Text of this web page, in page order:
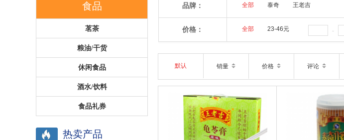
食品
茗茶
粮油/干货
休闲食品
酒水/饮料
食品礼券
热卖产品
品牌： 全部 泰奇 王老吉
价格： 全部 23-46元 -
默认 销量 价格 评论